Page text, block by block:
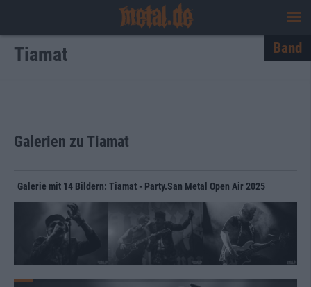
Tiamat Band
Galerien zu Tiamat
Galerie mit 14 Bildern: Tiamat - Party.San Metal Open Air 2025